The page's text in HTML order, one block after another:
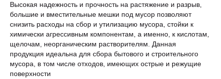
Высокая надежность и прочность на растяжение и разрыв,
большие и вместительные мешки под мусор позволяют
снизить расходы на сбор и утилизацию мусора, стойки к
химически агрессивным компонентам, а именно, к кислотам,
щелочам, неорганическим растворителям. Данная
продукция идеальна для сбора бытового и строительного
мусора, в том числе отходов, имеющих острые и режущие
поверхности